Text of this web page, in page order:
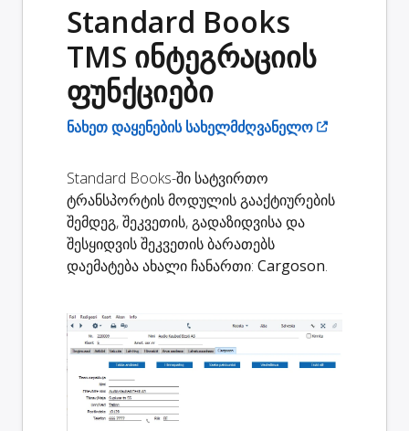
Standard Books
TMS ინტეგრაციის
ფუნქციები
ნახეთ დაყენების სახელმძღვანელო
Standard Books-ში სატვირთო
ტრანსპორტის მოდულის გააქტიურების
შემდეგ, შეკვეთის, გადაზიდვისა და
შესყიდვის შეკვეთის ბარათებს
დაემატება ახალი ჩანართი: Cargoson.